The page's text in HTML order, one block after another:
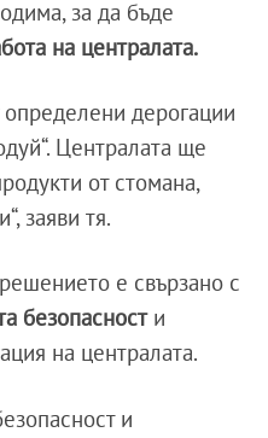
за да бъде
на централата.
определени дерогации
Централата ще
от стомана,
заяви тя.
е свързано с
безопасности
на централата.
и